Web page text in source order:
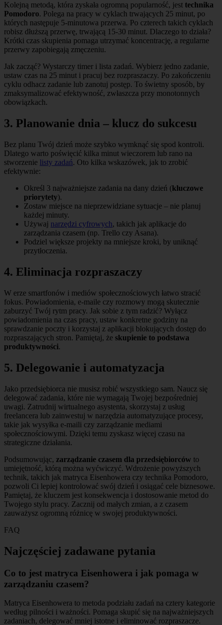
Kolejną metodą, która zyskała ogromną popularność, jest technika
Pomodoro. Polega na pracy w cyklach trwających 25 minut, po
których następuje 5-minutowa przerwa. Po czterech takich cyklach
robisz dłuższą przerwę, trwającą 15-30 minut. Dlaczego to działa?
Krótki czas skupienia pomaga utrzymać koncentrację, a regularne
przerwy zapobiegają zmęczeniu.
Jak zacząć? Wystarczy timer i lista zadań. Wybierz jedno zadanie,
ustaw czas na 25 minut i pracuj bez rozpraszaczy. Po zakończeniu
cyklu odhacz zadanie lub zanotuj postęp. To świetny sposób, by
zmaksymalizować efektywność, zwłaszcza przy monotonnych
obowiązkach.
3. Planowanie dnia – klucz do sukcesu
Bez planu Twój dzień może szybko wymknąć się spod kontroli.
Dlatego warto poświęcić kilka minut wieczorem lub rano na
stworzenie listy zadań. Oto kilka wskazówek, jak to zrobić
efektywnie:
Określ 3 najważniejsze zadania na dany dzień (kluczowe
priorytety).
Zostaw miejsce na nieprzewidziane sytuacje – nie planuj
każdej minuty.
Używaj narzędzi cyfrowych, takich jak aplikacje do
zarządzania czasem (np. Trello czy Asana).
Podziel większe projekty na mniejsze kroki, by uniknąć
przytłoczenia.
4. Eliminacja rozpraszaczy
W erze smartfonów i mediów społecznościowych łatwo stracić
fokus. Powiadomienia, e-maile czy rozmowy mogą skutecznie
zaburzyć Twój rytm pracy. Jak sobie z tym radzić? Wyłącz
powiadomienia na czas pracy, ustaw konkretne godziny na
sprawdzanie poczty i korzystaj z aplikacji blokujących dostęp do
rozpraszających stron. Pamiętaj, że skupienie to podstawa
produktywności.
5. Delegowanie i automatyzacja
Jako przedsiębiorca nie musisz robić wszystkiego sam. Naucz się
delegować zadania, które nie wymagają Twojej bezpośredniej
uwagi. Zatrudnij wirtualnego asystenta, skorzystaj z usług
freelancera lub zainwestuj w narzędzia automatyzujące procesy,
takie jak wysyłka e-maili czy zarządzanie mediami
społecznościowymi. Dzięki temu zyskasz więcej czasu na
strategiczne działania.
Podsumowując, zarządzanie czasem dla przedsiębiorców to
umiejętność, którą można wyćwiczyć. Wdrożenie powyższych
technik, takich jak matryca Eisenhowera czy technika Pomodoro,
pozwoli Ci lepiej kontrolować swój dzień i osiągać cele biznesowe.
Pamiętaj, że kluczem jest konsekwencja i dostosowanie metod do
Twojego stylu pracy. Zacznij od małych zmian, a z czasem
zauważysz ogromną różnicę w swojej produktywności.
FAQ
Najczęściej zadawane pytania
Co to jest matryca Eisenhowera i jak pomaga w
zarządzaniu czasem?
Matryca Eisenhowera to metoda podziału zadań na cztery kategorie
według pilności i ważności. Pomaga skupić się na najważniejszych
zadaniach, delegować mniej istotne i eliminować rozpraszacze.